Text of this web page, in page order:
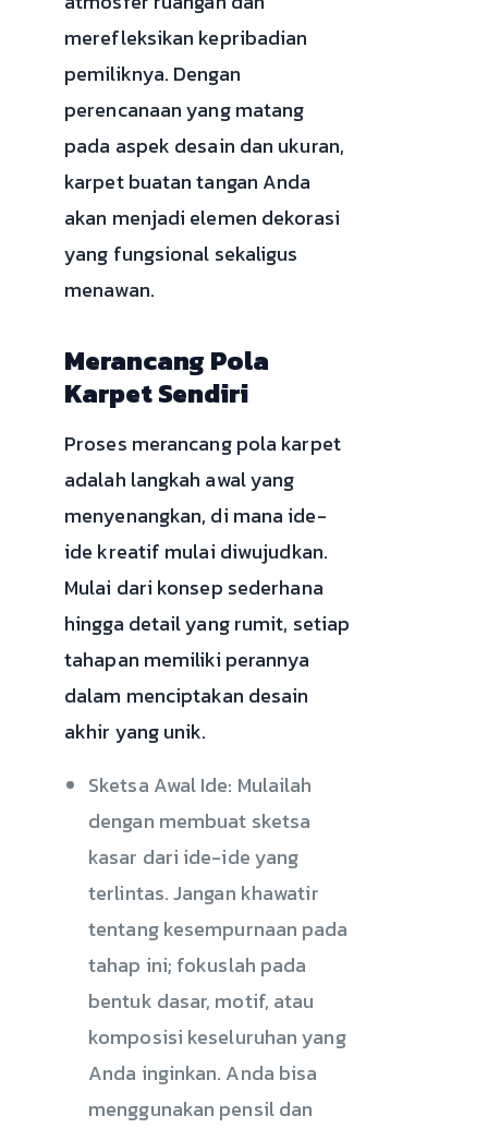
merefleksikan kepribadian
pemiliknya. Dengan
perencanaan yang matang
pada aspek desain dan ukuran,
karpet buatan tangan Anda
akan menjadi elemen dekorasi
yang fungsional sekaligus
menawan.
Merancang Pola
Karpet Sendiri
Proses merancang pola karpet
adalah langkah awal yang
menyenangkan, di mana ide-
ide kreatif mulai diwujudkan.
Mulai dari konsep sederhana
hingga detail yang rumit, setiap
tahapan memiliki perannya
dalam menciptakan desain
akhir yang unik.
Sketsa Awal Ide: Mulailah
dengan membuat sketsa
kasar dari ide-ide yang
terlintas. Jangan khawatir
tentang kesempurnaan pada
tahap ini; fokuslah pada
bentuk dasar, motif, atau
komposisi keseluruhan yang
Anda inginkan. Anda bisa
menggunakan pensil dan